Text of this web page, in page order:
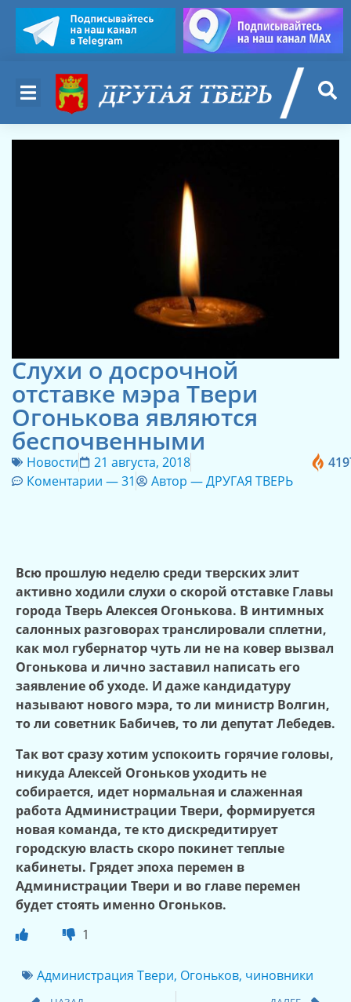
Слухи о досрочной
отставке мэра Твери
Огонькова являются
беспочвенными
Новости
21 августа, 2018
Коментарии —31 Автор —ДРУГАЯ ТВЕРЬ
Всю прошлую неделю среди тверских элит
активно ходили слухи о скорой отставке Главы
города Тверь Алексея Огонькова. В интимных
салонных разговорах транслировали сплетни,
как мол губернатор чуть ли не на ковер вызвал
Огонькова и лично заставил написать его
заявление об уходе. И даже кандидатуру
называют нового мэра, то ли министр Волгин,
то ли советник Бабичев, то ли депутат Лебедев.
Так вот сразу хотим успокоить горячие головы,
никуда Алексей Огоньков уходить не
собирается, идет нормальная и слаженная
работа Администрации Твери, формируется
новая команда, те кто дискредитирует
городскую власть скоро покинет теплые
кабинеты. Грядет эпоха перемен в
Администрации Твери и во главе перемен
будет стоять именно Огоньков.
1
Администрация Твери, Огоньков, чиновники